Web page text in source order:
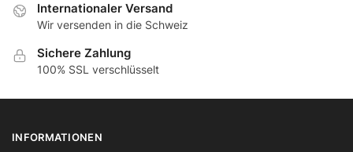
Internationaler Versand
Wir versenden in die Schweiz
Sichere Zahlung
100% SSL verschlüsselt
INFORMATIONEN